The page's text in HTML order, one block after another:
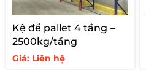
Kệ để pallet 4 tầng –
2500kg/tầng
Giá: Liên hệ